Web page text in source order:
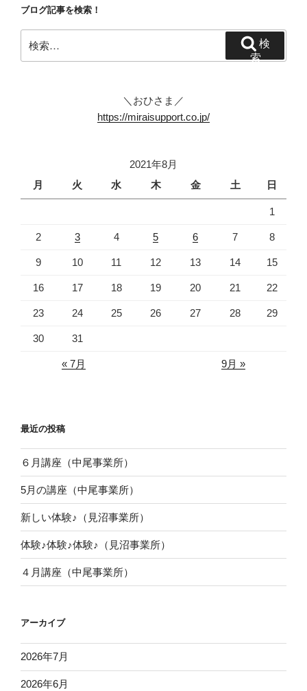
ゲ
ー
シ
ョ
ブログ記事を検索！
索:
索
＼おひさま／
https://miraisupport.co.jp/
2021年8月
月
火 水 木 金 土 日
1
2 3 4 5 6 7 8
9 10 11 12 13 14 15
16 17 18 19 20 21 22
23 24 25 26 27 28 29
30 31
« 7月 9月 »
最近の投稿
６月講座（中尾事業所）
5月の講座（中尾事業所）
新しい体験♪（見沼事業所）
体験♪体験♪体験♪（見沼事業所）
４月講座（中尾事業所）
アーカイブ
2026年7月
2026年6月